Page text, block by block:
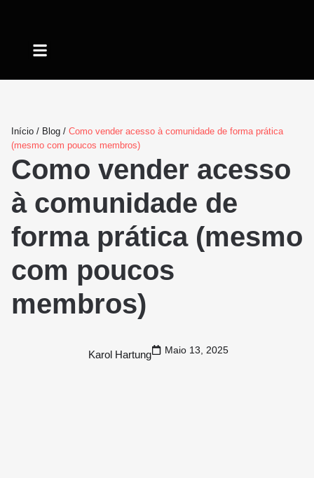
Início / Blog / Como vender acesso à comunidade de forma prática
(mesmo com poucos membros)
Como vender acesso
à comunidade de
forma prática (mesmo
com poucos
membros)
Karol Hartung Maio 13, 2025